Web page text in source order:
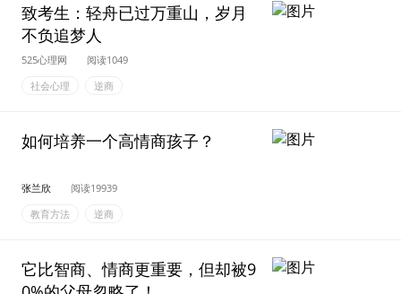
致考生：轻舟已过万重山，岁月
不负追梦人
525心理网
阅读1049
社会心理
逆商
如何培养一个高情商孩子？
张兰欣
阅读19939
教育方法
逆商
它比智商、情商更重要，但却被9